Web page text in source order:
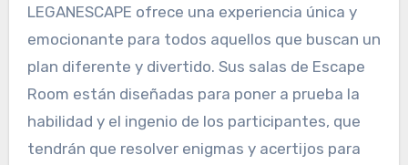
LEGANESCAPE ofrece una experiencia única y
emocionante para todos aquellos que buscan un
plan diferente y divertido. Sus salas de Escape
Room están diseñadas para poner a prueba la
habilidad y el ingenio de los participantes, que
tendrán que resolver enigmas y acertijos para